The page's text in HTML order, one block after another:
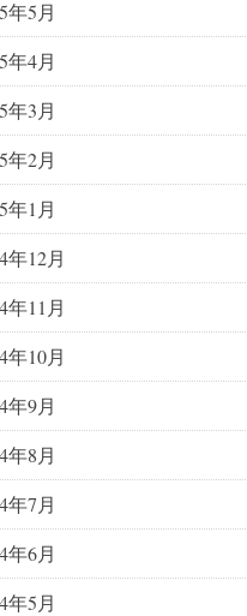
年5月
年4月
年3月
年2月
年1月
年12月
年11月
年10月
年9月
年8月
年7月
年6月
年5月